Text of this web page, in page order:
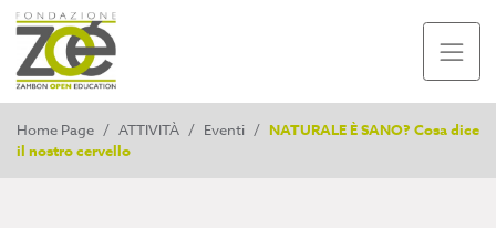
Home Page / ATTIVITÀ / Eventi / NATURALE È SANO? Cosa dice
il nostro cervello